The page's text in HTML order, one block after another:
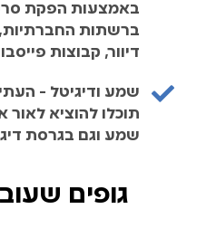
באמצעות הפקת
ברשתות
דיוור, קבוצות
שמע ודיגיטל -
תוכלו להוציא
שמע וגם בגרסת
גופים